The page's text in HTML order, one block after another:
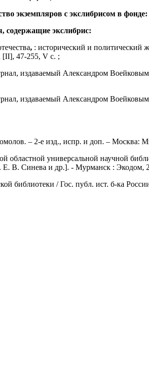
экземпляров с экслибрисом в фонде:
содержащие экслибрис:
, : исторический и политический
47-255, V с. ;
издаваемый Александром
издаваемый Александром
– 2-е изд., испр. и доп. – Москва:
универсальной научной
Е. В. Синева и др.]. - Мурманск : Экодом,
библиотеки / Гос. публ. ист. б-ка